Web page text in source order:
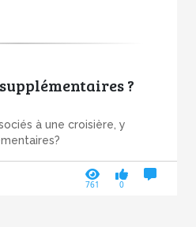
?
à une croisière, y
761 0